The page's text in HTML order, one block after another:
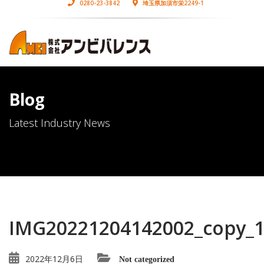
0280-23-3842 埼玉県加須市栄2249-1
Blog
Latest Industry News
2022年12月6日 Not categorized